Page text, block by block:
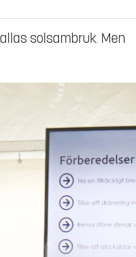
solsambruk. Men